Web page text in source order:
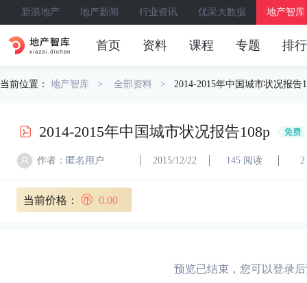
新浪地产 地产新闻 行业资讯 优采大数据 地产智库
首页 资料 课程 专题 排
当前位置： 地产智库 全部资料 2014-2015年中国城市状况报告
2014-2015年中国城市状况报告108p
作者：匿名用户 2015/12/22 145 阅读 2
当前价格： 0.00
预览已结束，您可以登录